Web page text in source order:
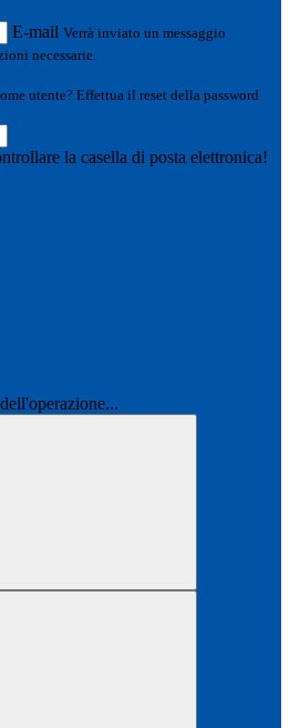
E-mail Verrà inviato un messaggio
necessarie.
utente? Effettua il reset della password
la casella di posta elettronica!